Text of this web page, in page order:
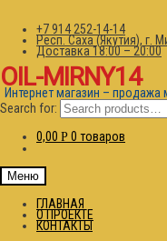
+7 914 252-14-14
Респ. Саха (Якутия), г.
Доставка 18:00 – 20:00
OIL-MIRNY14
Интернет магазин –
Search for:
0,00 Р 0 товаров
Меню
ГЛАВНАЯ
О ПРОЕКТЕ
КОНТАКТЫ